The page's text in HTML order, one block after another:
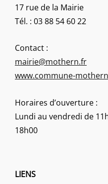
17 rue de la Mairie
Tél. : 03 88 54 60 22
Contact :
mairie@mothern.fr
www.commune-
Horaires d’ouverture :
Lundi au vendredi de
18h00
LIENS